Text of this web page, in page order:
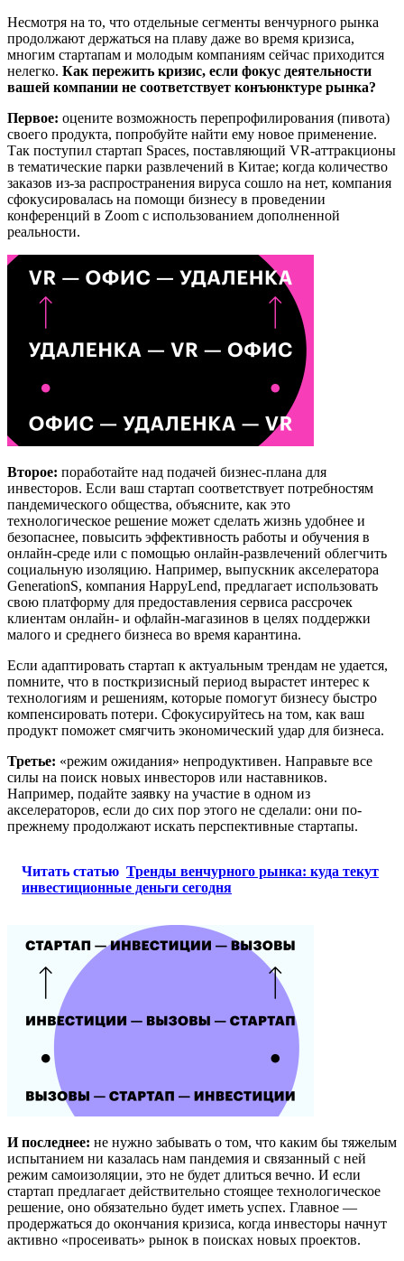
Несмотря на то, что отдельные сегменты венчурного рынка
продолжают держаться на плаву даже во время кризиса,
многим стартапам и молодым компаниям сейчас приходится
нелегко. Как пережить кризис, если фокус деятельности
вашей компании не соответствует конъюнктуре рынка?
Первое: оцените возможность перепрофилирования (пивота)
своего продукта, попробуйте найти ему новое применение.
Так поступил стартап Spaces, поставляющий VR-аттракционы
в тематические парки развлечений в Китае; когда количество
заказов из-за распространения вируса сошло на нет, компания
сфокусировалась на помощи бизнесу в проведении
конференций в Zoom с использованием дополненной
реальности.
Второе: поработайте над подачей бизнес-плана для
инвесторов. Если ваш стартап соответствует потребностям
пандемического общества, объясните, как это
технологическое решение может сделать жизнь удобнее и
безопаснее, повысить эффективность работы и обучения в
онлайн-среде или с помощью онлайн-развлечений облегчить
социальную изоляцию. Например, выпускник акселератора
GenerationS, компания HappyLend, предлагает использовать
свою платформу для предоставления сервиса рассрочек
клиентам онлайн- и офлайн-магазинов в целях поддержки
малого и среднего бизнеса во время карантина.
Если адаптировать стартап к актуальным трендам не удается,
помните, что в посткризисный период вырастет интерес к
технологиям и решениям, которые помогут бизнесу быстро
компенсировать потери. Сфокусируйтесь на том, как ваш
продукт поможет смягчить экономический удар для бизнеса.
Третье: «режим ожидания» непродуктивен. Направьте все
силы на поиск новых инвесторов или наставников.
Например, подайте заявку на участие в одном из
акселераторов, если до сих пор этого не сделали: они по-
прежнему продолжают искать перспективные стартапы.
Читать статью Тренды венчурного рынка: куда текут
инвестиционные деньги сегодня
И последнее: не нужно забывать о том, что каким бы тяжелым
испытанием ни казалась нам пандемия и связанный с ней
режим самоизоляции, это не будет длиться вечно. И если
стартап предлагает действительно стоящее технологическое
решение, оно обязательно будет иметь успех. Главное —
продержаться до окончания кризиса, когда инвесторы начнут
активно «просеивать» рынок в поисках новых проектов.